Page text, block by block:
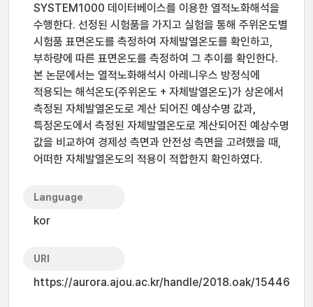
SYSTEM1000 데이터베이스를 이용한 열적노화해석을
수행한다. 선정된 시험품을 가지고 실험을 통해 주위온도별
시험품 표면온도를 측정하여 자체발열온도를 확인하고,
부하량에 따른 표면온도를 측정하여 그 추이를 확인한다.
본 논문에서는 열적노화해석시 아레니우스 방정식에
적용되는 해석온도(주위온도 + 자체발열온도)가 상온에서
측정된 자체발열온도로 계산 되어진 예상수명 값과,
특정온도에서 측정된 자체발열온도로 계산되어진 예상수명
값을 비교하여 경제성 측면과 안전성 측면을 고려했을 때,
어떠한 자체발열온도의 적용이 적합한지 확인하였다.
Language
kor
URI
https://aurora.ajou.ac.kr/handle/2018.oak/15446